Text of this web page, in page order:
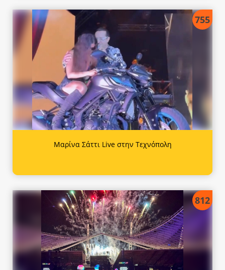
755
Μαρίνα Σάττι Live στην Τεχνόπολη
812